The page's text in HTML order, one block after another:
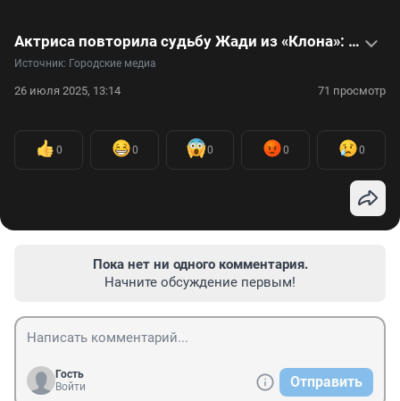
Актриса повторила судьбу Жади из «Клона»: видео
Источник: Городские медиа
26 июля 2025, 13:14 71 просмотр
0 0 0 0 0
Пока нет ни одного комментария.
Начните обсуждение первым!
Гость
Войти
Отправить